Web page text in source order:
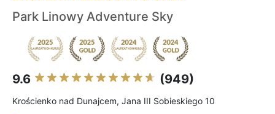
Park Linowy Adventure Sky
9.6 (949)
Krościenko nad Dunajcem, Jana III Sobieskiego 10